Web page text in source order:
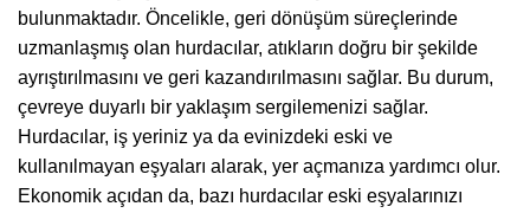
bulunmaktadır. Öncelikle, geri dönüşüm süreçlerinde
uzmanlaşmış olan hurdacılar, atıkların doğru bir şekilde
ayrıştırılmasını ve geri kazandırılmasını sağlar. Bu durum,
çevreye duyarlı bir yaklaşım sergilemenizi sağlar.
Hurdacılar, iş yeriniz ya da evinizdeki eski ve
kullanılmayan eşyaları alarak, yer açmanıza yardımcı olur.
Ekonomik açıdan da, bazı hurdacılar eski eşyalarınızı